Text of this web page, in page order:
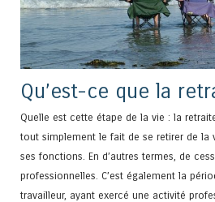
Qu’est-ce que la
Quelle est cette étape de la vie : la
tout simplement le fait de se retirer de la
ses fonctions. En d’autres termes, de
professionnelles. C’est également la
travailleur, ayant exercé une activité